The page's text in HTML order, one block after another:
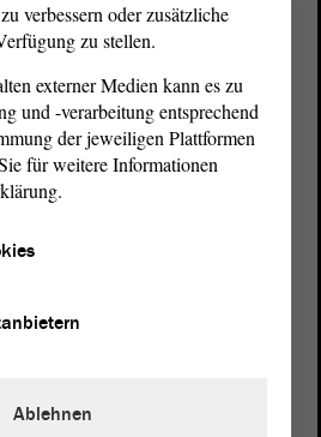
und Sport
und
verbessern oder zusätzliche
zu stellen.
externer Medien kann es zu
und -verarbeitung entsprechend
der jeweiligen Plattformen
für weitere Informationen
Ablehnen